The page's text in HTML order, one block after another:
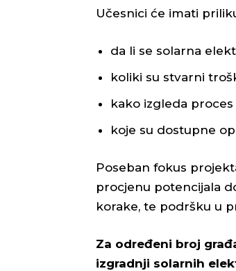
Učesnici će imati
da li se solarna
koliki su stvarni
kako izgleda
koje su dostupne
Poseban fokus
procjenu potencijala
korake, te podršku u
Za određeni broj
izgradnji solarnih